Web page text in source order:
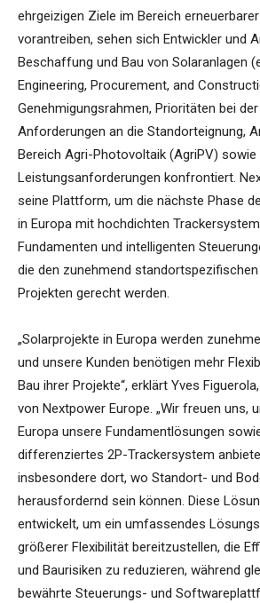
ehrgeizigen Ziele im Bereich
vorantreiben, sehen sich Entwickler und
Beschaffung und Bau von Solaranlagen
Engineering, Procurement, and
Genehmigungsrahmen, Prioritäten bei
Anforderungen an die Standorteignung,
Bereich Agri-Photovoltaik (AgriPV)
Leistungsanforderungen konfrontiert.
seine Plattform, um die nächste Phase
in Europa mit hochdichten
Fundamenten und intelligenten
die den zunehmend
Projekten gerecht werden.
„Solarprojekte in Europa werden
und unsere Kunden benötigen mehr
Bau ihrer Projekte“, erklärt Yves
von Nextpower Europe. „Wir freuen uns,
Europa unsere Fundamentlösungen
differenziertes 2P-Trackersystem
insbesondere dort, wo Standort- und
herausfordernd sein können. Diese
entwickelt, um ein umfassendes
größerer Flexibilität bereitzustellen, die
und Baurisiken zu reduzieren, während
bewährte Steuerungs- und